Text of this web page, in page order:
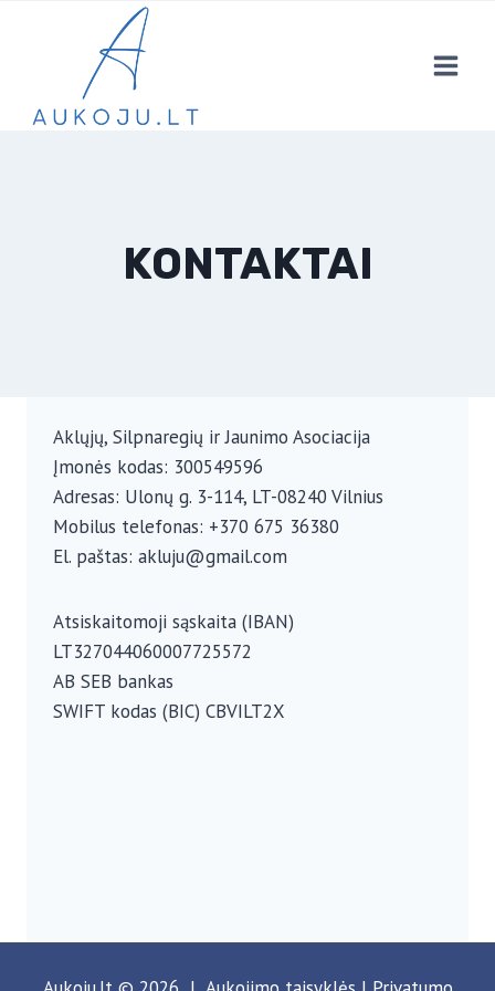
KONTAKTAI
Aklųjų, Silpnaregių ir Jaunimo Asociacija
Įmonės kodas: 300549596
Adresas: Ulonų g. 3-114, LT-08240 Vilnius
Mobilus telefonas: +370 675 36380
El. paštas: akluju@gmail.com
Atsiskaitomoji sąskaita (IBAN)
LT327044060007725572
AB SEB bankas
SWIFT kodas (BIC) CBVILT2X